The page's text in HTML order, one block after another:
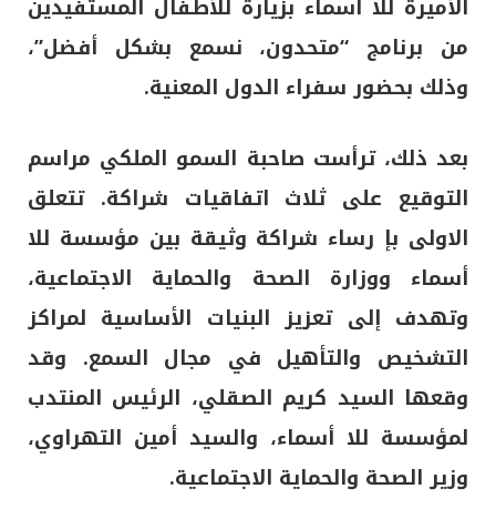
الأميرة للا أسماء بزيارة للأطفال المستفيدين
من برنامج “متحدون، نسمع بشكل أفضل”،
وذلك بحضور سفراء الدول المعنية.
بعد ذلك، ترأست صاحبة السمو الملكي مراسم
التوقيع على ثلاث اتفاقيات شراكة. تتعلق
الاولى بإ رساء شراكة وثيقة بين مؤسسة للا
أسماء ووزارة الصحة والحماية الاجتماعية،
وتهدف إلى تعزيز البنيات الأساسية لمراكز
التشخيص والتأهيل في مجال السمع. وقد
وقعها السيد كريم الصقلي، الرئيس المنتدب
لمؤسسة للا أسماء، والسيد أمين التهراوي،
وزير الصحة والحماية الاجتماعية.